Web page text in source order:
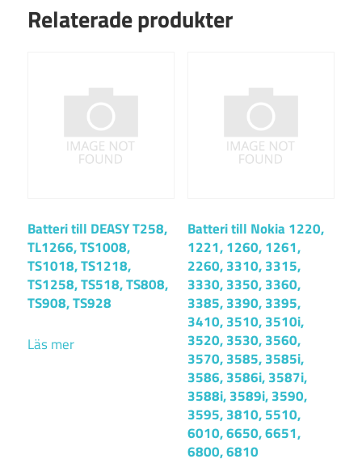
Relaterade produkter
Batteri till DEASY T258,
TL1266, TS1008,
TS1018, TS1218,
TS1258, TS518, TS808,
TS908, TS928
Läs mer
Batteri till Nokia 1220,
1221, 1260, 1261,
2260, 3310, 3315,
3330, 3350, 3360,
3385, 3390, 3395,
3410, 3510, 3510i,
3520, 3530, 3560,
3570, 3585, 3585i,
3586, 3586i, 3587i,
3588i, 3589i, 3590,
3595, 3810, 5510,
6010, 6650, 6651,
6800, 6810